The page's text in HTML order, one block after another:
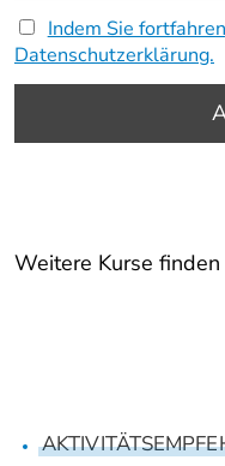
Indem Sie
Datenschutzerklärung.
Weitere Kurse